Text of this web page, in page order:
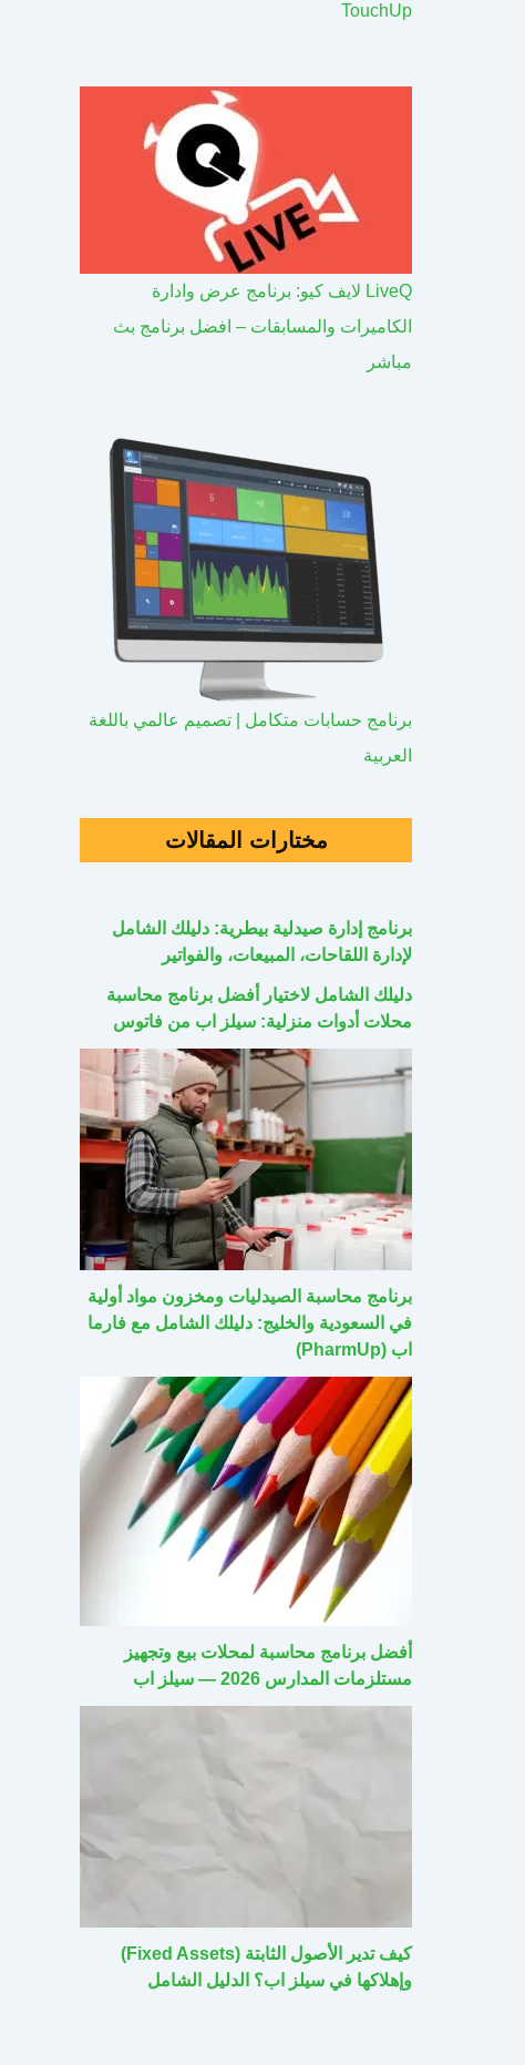
TouchUp
LiveQ لايف كيو: برنامج عرض وادارة
الكاميرات والمسابقات – افضل برنامج بث
مباشر
برنامج حسابات متكامل | تصميم عالمي باللغة
العربية
مختارات المقالات
برنامج إدارة صيدلية بيطرية: دليلك الشامل
لإدارة اللقاحات، المبيعات، والفواتير
دليلك الشامل لاختيار أفضل برنامج محاسبة
محلات أدوات منزلية: سيلز اب من فاتوس
برنامج محاسبة الصيدليات ومخزون مواد أولية
في السعودية والخليج: دليلك الشامل مع فارما
اب (PharmUp)
أفضل برنامج محاسبة لمحلات بيع وتجهيز
مستلزمات المدارس 2026 — سيلز اب
كيف تدير الأصول الثابتة (Fixed Assets)
وإهلاكها في سيلز اب؟ الدليل الشامل